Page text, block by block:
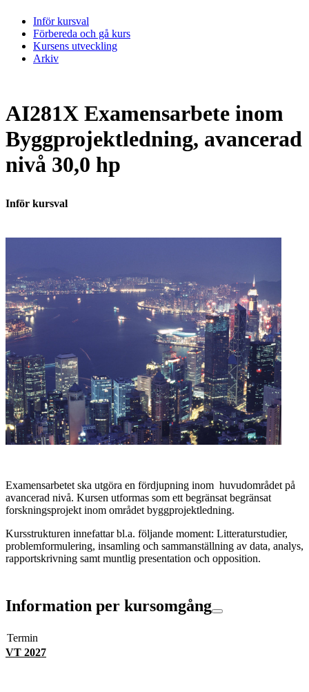
Inför kursval
Förbereda och gå kurs
Kursens utveckling
Arkiv
AI281X Examensarbete inom
Byggprojektledning, avancerad
nivå 30,0 hp
Inför kursval
Examensarbetet ska utgöra en fördjupning inom huvudområdet på
avancerad nivå. Kursen utformas som ett begränsat begränsat
forskningsprojekt inom området byggprojektledning.
Kursstrukturen innefattar bl.a. följande moment: Litteraturstudier,
problemformulering, insamling och sammanställning av data, analys,
rapportskrivning samt muntlig presentation och opposition.
Information per kursomgång
Termin
VT 2027